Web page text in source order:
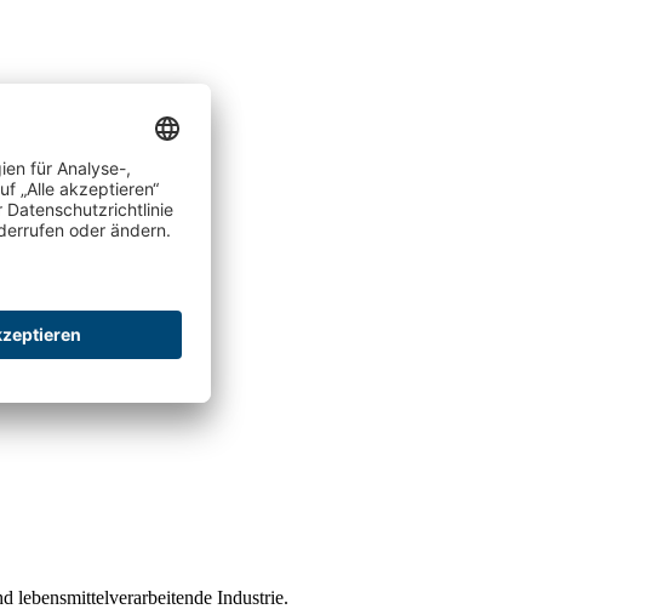
lebensmittelverarbeitende Industrie.